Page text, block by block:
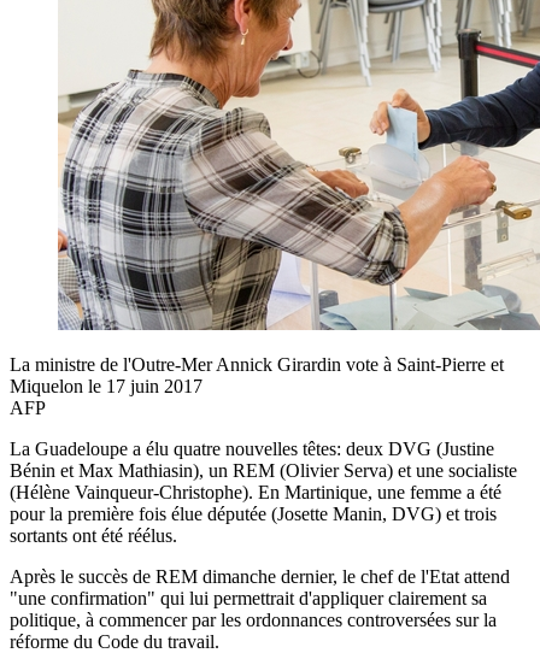
La ministre de l'Outre-Mer Annick Girardin vote à Saint-Pierre et
Miquelon le 17 juin 2017
AFP
La Guadeloupe a élu quatre nouvelles têtes: deux DVG (Justine
Bénin et Max Mathiasin), un REM (Olivier Serva) et une socialiste
(Hélène Vainqueur-Christophe). En Martinique, une femme a été
pour la première fois élue députée (Josette Manin, DVG) et trois
sortants ont été réélus.
Après le succès de REM dimanche dernier, le chef de l'Etat attend
"une confirmation" qui lui permettrait d'appliquer clairement sa
politique, à commencer par les ordonnances controversées sur la
réforme du Code du travail.